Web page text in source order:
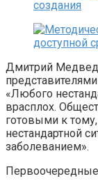
Дмитрий
«Любого
врасплох.
готовыми к
нестандартной
заболеванием».
Первоочередные